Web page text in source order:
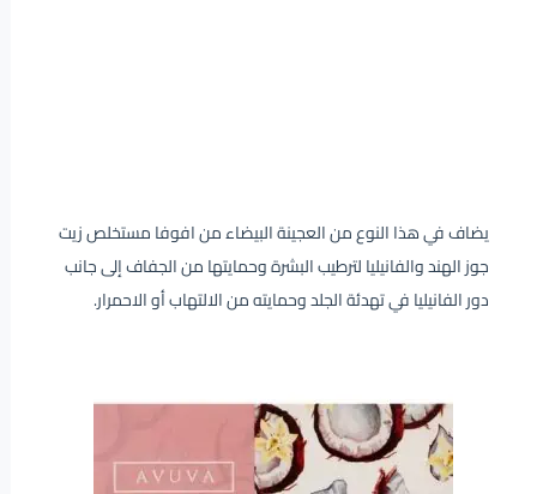
يضاف في هذا النوع من العجينة البيضاء من افوفا مستخلص زيت
جوز الهند والفانيليا لترطيب البشرة وحمايتها من الجفاف إلى جانب
دور الفانيليا في تهدئة الجلد وحمايته من الالتهاب أو الاحمرار.